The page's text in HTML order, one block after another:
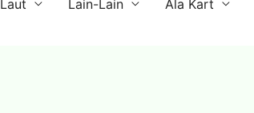
Laut Lain-Lain Ala Kart